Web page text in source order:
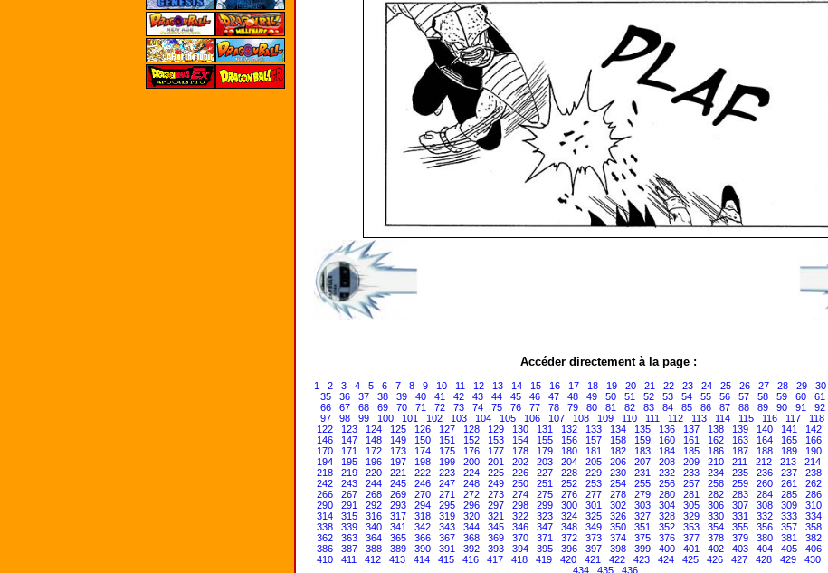
Accéder directement à la page :
1 2 3 4 5 6 7 8 9 10 11 12 13 14 15 16 17 18 19 20 21 22 23 24 25 26 27 28 29 30
35
36 37 38 39 40 41 42 43 44 45 46 47 48 49 50 51 52 53 54 55 56 57 58 59 60 61
66
67 68 69 70 71 72 73 74 75 76 77 78 79 80 81 82 83 84 85 86 87 88 89 90 91 92
97
98 99 100 101 102 103 104 105 106 107 108 109 110 111 112 113 114 115 116 117 118
122
123 124 125 126 127 128 129 130 131 132 133 134 135 136 137 138 139 140 141 142
146
147 148 149 150 151 152 153 154 155 156 157 158 159 160 161 162 163 164 165 166
170
171 172 173 174 175 176 177 178 179 180 181 182 183 184 185 186 187 188 189 190
194
195 196 197 198 199 200 201 202 203 204 205 206 207 208 209 210 211 212 213 214
218
219 220 221 222 223 224 225 226 227 228 229 230 231 232 233 234 235 236 237 238
242
243 244 245 246 247 248 249 250 251 252 253 254 255 256 257 258 259 260 261 262
266
267 268 269 270 271 272 273 274 275 276 277 278 279 280 281 282 283 284 285 286
290
291 292 293 294 295 296 297 298 299 300 301 302 303 304 305 306 307 308 309 310
314
315 316 317 318 319 320 321 322 323 324 325 326 327 328 329 330 331 332 333 334
338
339 340 341 342 343 344 345 346 347 348 349 350 351 352 353 354 355 356 357 358
362
363 364 365 366 367 368 369 370 371 372 373 374 375 376 377 378 379 380 381 382
386
387 388 389 390 391 392 393 394 395 396 397 398 399 400 401 402 403 404 405 406
410
411 412 413 414 415 416 417 418 419 420 421 422 423 424 425 426 427 428 429 430
434
435 436